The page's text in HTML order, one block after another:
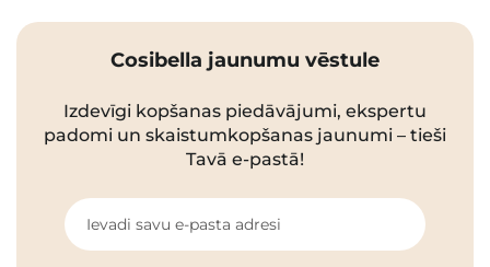
Cosibella jaunumu vēstule
Izdevīgi kopšanas piedāvājumi, ekspertu
padomi un skaistumkopšanas jaunumi – tieši
Tavā e-pastā!
Ievadi savu e-pasta adresi